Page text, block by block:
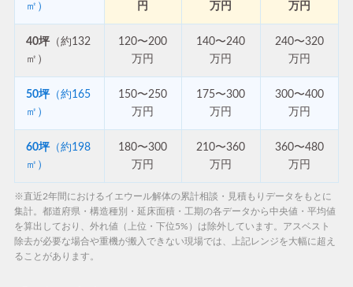
㎡）
円
万円
万円
40坪（約132
㎡）
120〜200
万円
140〜240
万円
240〜320
万円
50坪（約165
㎡）
150〜250
万円
175〜300
万円
300〜400
万円
60坪（約198
㎡）
180〜300
万円
210〜360
万円
360〜480
万円
※直近2年間におけるイエウール解体の累計相談・見積もりデータをもとに
集計。都道府県・構造種別・延床面積・工期の各データから中央値・平均値
を算出しており、外れ値（上位・下位5%）は除外しています。アスベスト
除去が必要な場合や重機が搬入できない現場では、上記レンジを大幅に超え
ることがあります。